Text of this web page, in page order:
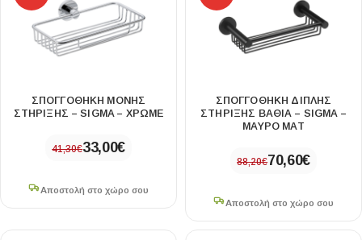
ΣΠΟΓΓΟΘΗΚΗ ΜΟΝΗΣ
ΣΤΗΡΙΞΗΣ – SIGMA – ΧΡΩΜΕ
41,30€33,00€
Αποστολή στο χώρο σου
ΣΠΟΓΓΟΘΗΚΗ ΔΙΠΛΗΣ
ΣΤΗΡΙΞΗΣ ΒΑΘΙΑ – SIGMA –
ΜΑΥΡΟ ΜΑΤ
88,20€70,60€
Αποστολή στο χώρο σου